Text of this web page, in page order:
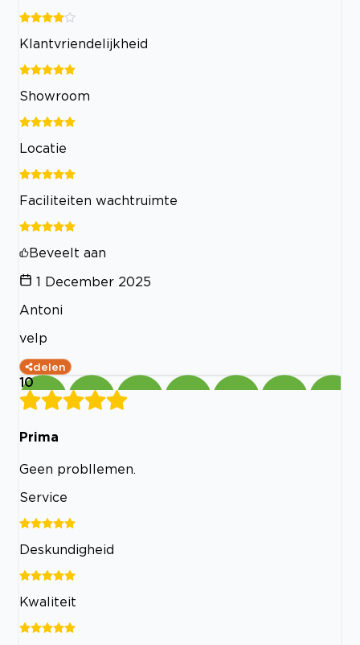
Klantvriendelijkheid
Showroom
Locatie
Faciliteiten wachtruimte
Beveelt aan
1 December 2025
Antoni
velp
delen
10
Prima
Geen probllemen.
Service
Deskundigheid
Kwaliteit